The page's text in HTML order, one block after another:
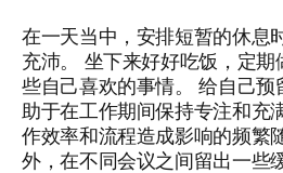
在一天当中，安排短暂的休息
充沛。 坐下来好好吃饭，定
些自己喜欢的事情。 给自己预
助于在工作期间保持专注和充
作效率和流程造成影响的频繁
外，在不同会议之间留出一些